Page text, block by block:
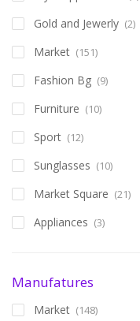
Gold and Jewerly (2)
Market (151)
Fashion Bg (9)
Furniture (10)
Sport (12)
Sunglasses (10)
Market Square (21)
Appliances (3)
Manufatures
Market (148)